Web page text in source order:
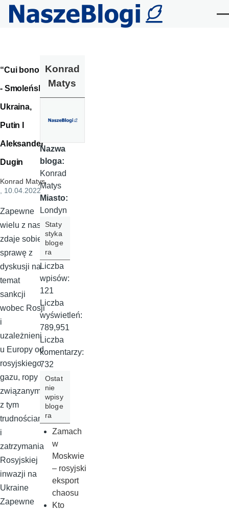
Przejdź do treści
“Cui bono”
- Smoleńsk,
Ukraina,
Putin I
Aleksander
Dugin
Konrad Matys
, 10.04.2022
Zapewne
wielu z nas
zdaje sobie
sprawę z
dyskusji na
temat
sankcji
wobec Rosji
i
uzależnieni
u Europy od
rosyjskiego
gazu, ropy i
związanymi
z tym
trudnościam
i
zatrzymania
Rosyjskiej
inwazji na
Ukraine
Zapewne
Konrad
Matys
Nazwa
bloga:
Konrad
Matys
Miasto:
Londyn
Staty
styka
bloge
ra
Liczba
wpisów:
121
Liczba
wyświetleń:
789,951
Liczba
komentarzy:
732
Ostat
nie
wpisy
bloge
ra
Zamach
w
Moskwie
– rosyjski
eksport
chaosu
Kto